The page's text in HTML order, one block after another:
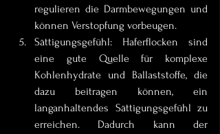
regulieren die Darmbewegungen und
können Verstopfung vorbeugen.
Sättigungsgefühl: Haferflocken sind
eine gute Quelle für komplexe
Kohlenhydrate und Ballaststoffe, die
dazu beitragen können, ein
langanhaltendes Sättigungsgefühl zu
erreichen. Dadurch kann der